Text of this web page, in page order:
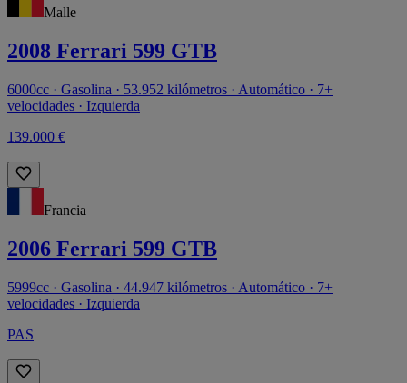
Malle
2008 Ferrari 599 GTB
6000cc · Gasolina · 53.952 kilómetros · Automático · 7+
velocidades · Izquierda
139.000 €
Francia
2006 Ferrari 599 GTB
5999cc · Gasolina · 44.947 kilómetros · Automático · 7+
velocidades · Izquierda
PAS